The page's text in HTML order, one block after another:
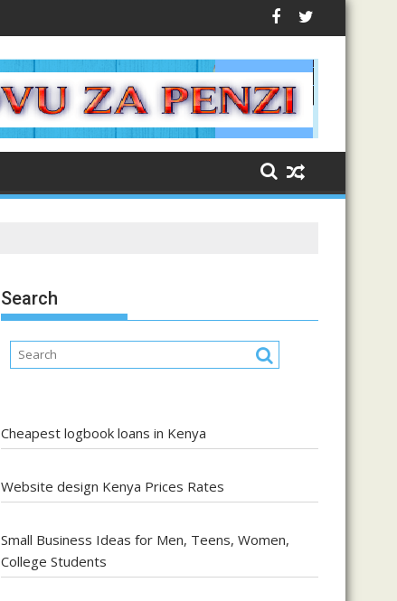
Search
Cheapest logbook loans in Kenya
Website design Kenya Prices Rates
Small Business Ideas for Men, Teens, Women,
College Students